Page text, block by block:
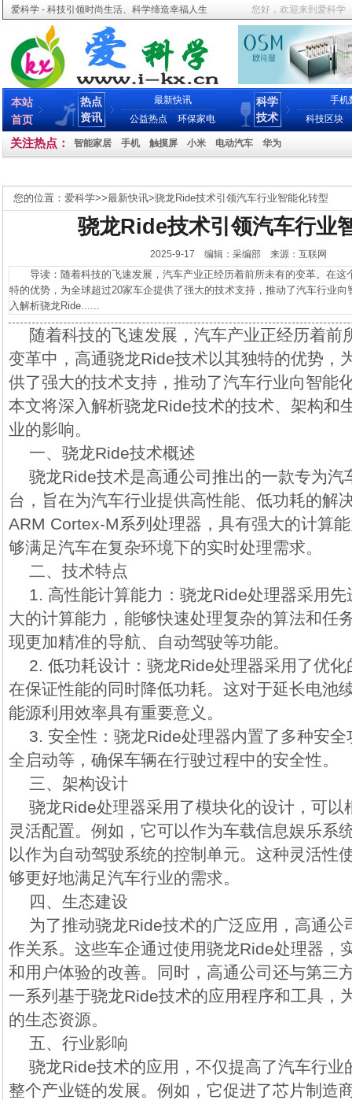
爱科学 - 科技引领时尚生活、科学缔造幸福人生 您好，欢迎来到爱科学
本站
首页
热点
资讯
最新快讯
公益热点
环保家电
科学
技术
手机
科技区块
关注热点： 智能家居 手机 触摸屏 小米 电动汽车 华为
您的位置： 爱科学>>最新快讯>骁龙Ride技术引领汽车行业智能化转型
骁龙Ride技术引领汽车行业
2025-9-17 编辑：采编部 来源：互联网
导读：随着科技的飞速发展，汽车产业正经历着前所未有的变革。在这
特的优势，为全球超过20家车企提供了强大的技术支持，推动了汽车行业
入解析骁龙Ride......
随着科技的飞速发展，汽车产业正经历着前
变革中，高通骁龙Ride技术以其独特的优势，
供了强大的技术支持，推动了汽车行业向智能
本文将深入解析骁龙Ride技术的技术、架构和
业的影响。
一、骁龙Ride技术概述
骁龙Ride技术是高通公司推出的一款专为汽
台，旨在为汽车行业提供高性能、低功耗的解
ARM Cortex-M系列处理器，具有强大的计算
够满足汽车在复杂环境下的实时处理需求。
二、技术特点
1. 高性能计算能力：骁龙Ride处理器采用
大的计算能力，能够快速处理复杂的算法和任
现更加精准的导航、自动驾驶等功能。
2. 低功耗设计：骁龙Ride处理器采用了优
在保证性能的同时降低功耗。这对于延长电池
能源利用效率具有重要意义。
3. 安全性：骁龙Ride处理器内置了多种安
全启动等，确保车辆在行驶过程中的安全性。
三、架构设计
骁龙Ride处理器采用了模块化的设计，可以
灵活配置。例如，它可以作为车载信息娱乐系
以作为自动驾驶系统的控制单元。这种灵活性
够更好地满足汽车行业的需求。
四、生态建设
为了推动骁龙Ride技术的广泛应用，高通公
作关系。这些车企通过使用骁龙Ride处理器，
和用户体验的改善。同时，高通公司还与第三
一系列基于骁龙Ride技术的应用程序和工具，
的生态资源。
五、行业影响
骁龙Ride技术的应用，不仅提高了汽车行业
整个产业链的发展。例如，它促进了芯片制造